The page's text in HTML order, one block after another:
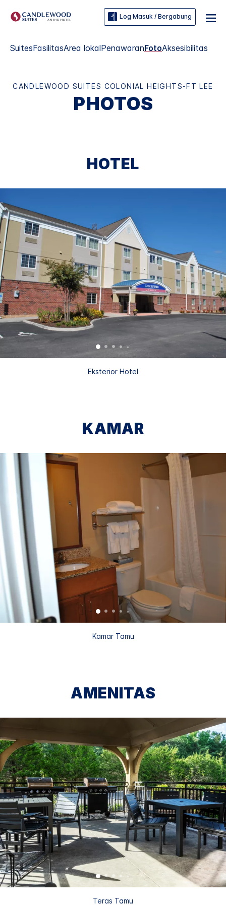
Log Masuk / Bergabung
SuitesFasilitasArea lokalPenawaranFotoAksesibilitas
CANDLEWOOD SUITES COLONIAL HEIGHTS-FT LEE
PHOTOS
HOTEL
Eksterior Hotel
KAMAR
Kamar Tamu
AMENITAS
Teras Tamu